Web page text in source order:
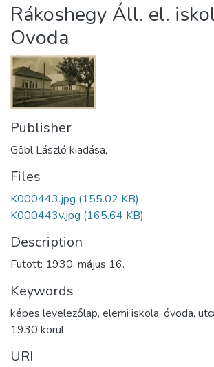
Statistics
About us
Rákoshegy Áll. el.
Ovoda
Publisher
Göbl László kiadása,
Files
K000443.jpg (155.02 KB)
K000443v.jpg (165.64 KB)
Description
Futott: 1930. május 16.
Keywords
képes levelezőlap, elemi iskola, óvoda,
1930 körül
URI